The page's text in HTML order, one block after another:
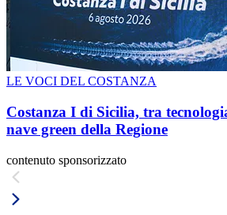
LE VOCI DEL COSTANZA
Costanza I di Sicilia, tra
nave green della Regione
contenuto sponsorizzato